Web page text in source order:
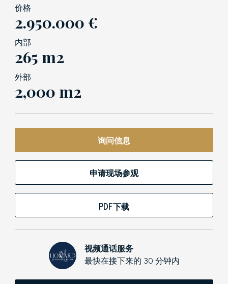
价格
2.950.000 €
内部
265 m2
外部
2,000 m2
询问信息
申请现场参观
PDF下载
视频通话服务
最快在接下来的 30 分钟内